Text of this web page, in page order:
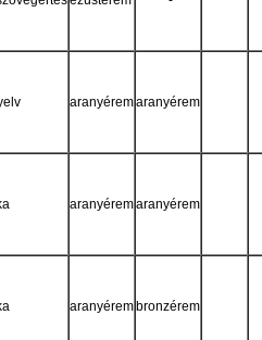
aranyéremaranyérem
aranyéremaranyérem
aranyérem bronzérem